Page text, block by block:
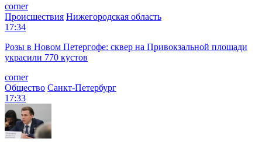
corner
Происшествия Нижегородская область
17:34
Розы в Новом Петергофе: сквер на Привокзальной площади
украсили 770 кустов
corner
Общество Санкт-Петербург
17:33